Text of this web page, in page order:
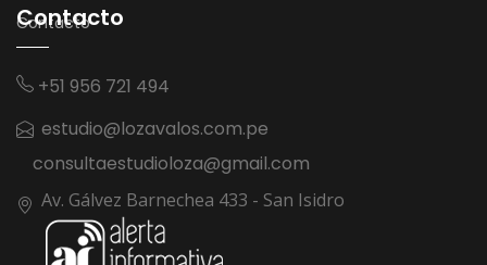
Contacto
Contacto
+51 956 721 494
estudio@lozavalos.com.pe
consultaestudioloza@gmail.com
Av. Gálvez Barnechea 433 - San Isidro